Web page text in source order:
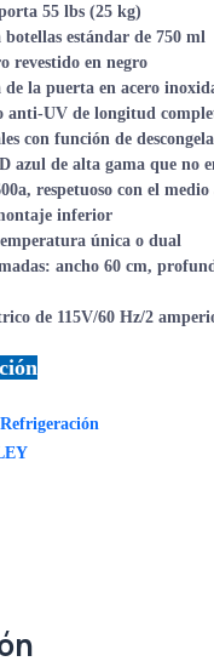
55 lbs (25 kg)
estándar de 750 ml
revestido en negro
la puerta en acero
anti-UV de longitud
con función de
azul de alta gama que no
respetuoso con el
inferior
única o dual
ancho 60 cm,
de 115V/60 Hz/2